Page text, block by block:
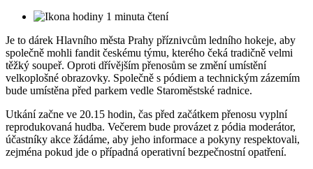
1 minuta čtení
Je to dárek Hlavního města Prahy příznivcům ledního hokeje, aby
společně mohli fandit českému týmu, kterého čeká tradičně velmi
těžký soupeř. Oproti dřívějším přenosům se změní umístění
velkoplošné obrazovky. Společně s pódiem a technickým zázemím
bude umístěna před parkem vedle Staroměstské radnice.
Utkání začne ve 20.15 hodin, čas před začátkem přenosu vyplní
reprodukovaná hudba. Večerem bude provázet z pódia moderátor,
účastníky akce žádáme, aby jeho informace a pokyny respektovali,
zejména pokud jde o případná operativní bezpečnostní opatření.